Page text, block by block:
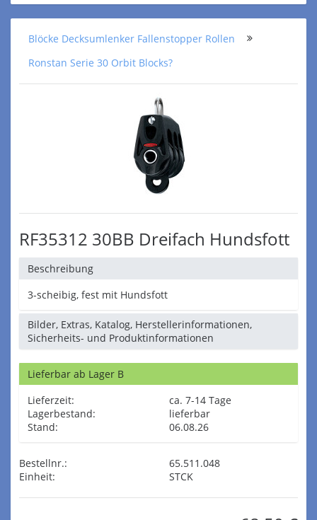
Blöcke Decksumlenker Fallenstopper Rollen
Ronstan Serie 30 Orbit Blocks?
RF35312 30BB Dreifach Hundsfott
Beschreibung
3-scheibig, fest mit Hundsfott
Bilder, Extras, Katalog, Herstellerinformationen,
Sicherheits- und Produktinformationen
Lieferbar ab Lager B
Lieferzeit:
ca. 7-14 Tage
Lagerbestand:
lieferbar
Stand:
06.08.26
Bestellnr.:
65.511.048
Einheit:
STCK